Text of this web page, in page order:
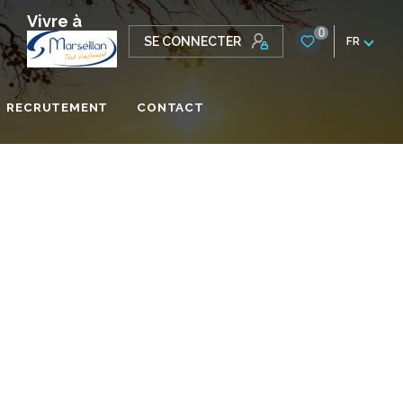
Vivre à
SE CONNECTER
0
FR
RECRUTEMENT CONTACT